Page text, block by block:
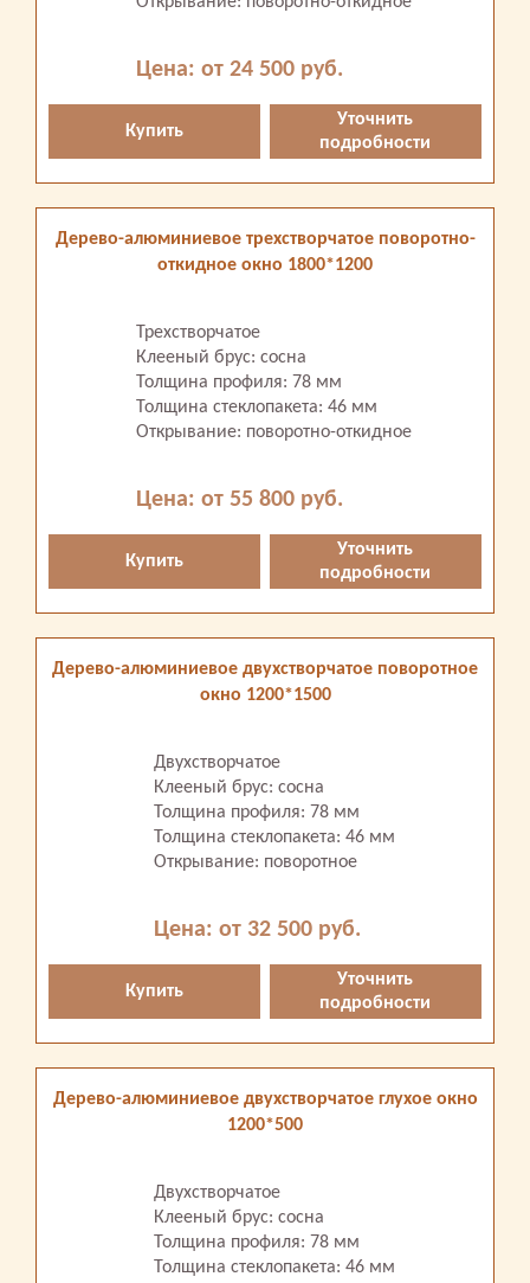
Цена: от 24 500 руб.
Купить
Уточнить
подробности
Дерево-алюминиевое трехстворчатое поворотно-
откидное окно 1800*1200
Трехстворчатое
Клееный брус: сосна
Толщина профиля: 78 мм
Толщина стеклопакета: 46 мм
Открывание: поворотно-откидное
Цена: от 55 800 руб.
Купить
Уточнить
подробности
Дерево-алюминиевое двухстворчатое поворотное
окно 1200*1500
Двухстворчатое
Клееный брус: сосна
Толщина профиля: 78 мм
Толщина стеклопакета: 46 мм
Открывание: поворотное
Цена: от 32 500 руб.
Купить
Уточнить
подробности
Дерево-алюминиевое двухстворчатое глухое окно
1200*500
Двухстворчатое
Клееный брус: сосна
Толщина профиля: 78 мм
Толщина стеклопакета: 46 мм